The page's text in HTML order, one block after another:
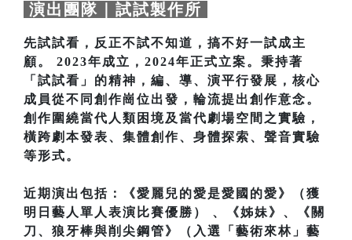
演出團隊｜試試製作所
先試試看，反正不試不知道，搞不好⼀試成主
顧。 2023年成⽴，2024年正式⽴案。秉持著
「試試看」的精神，編、導、演平⾏發展，核⼼
成員從不同創作崗位出發，輪流提出創作意念。
創作圍繞當代⼈類困境及當代劇場空間之實驗，
橫跨劇本發表、集體創作、身體探索、聲⾳實驗
等形式。
近期演出包括：《愛麗兒的愛是愛國的愛》（獲
明日藝人單人表演比賽優勝） 、《姊妹》、《關
⼑、狼牙棒與削尖鋼管》（入選「藝術來林」藝